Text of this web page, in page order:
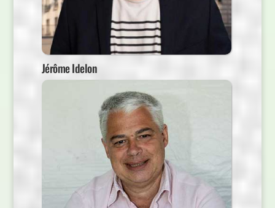
Jérôme Idelon